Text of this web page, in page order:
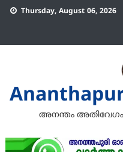
Skip Thursday, August 06, 2026
അനന്തം